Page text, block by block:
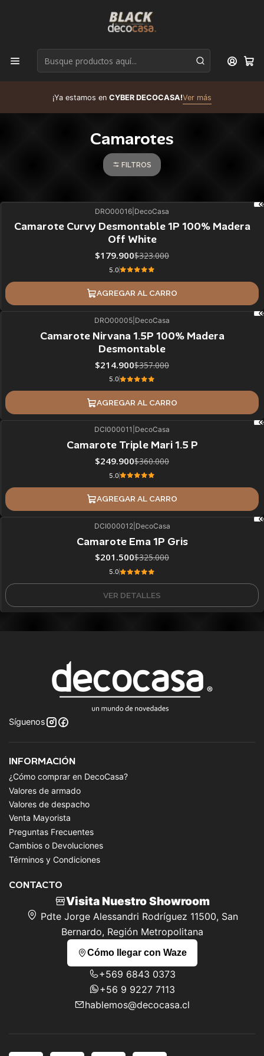
¡Ya estamos en CYBER DECOCASA!Ver más
Camarotes
FILTROS
DRO00016 DecoCasa
Camarote Curvy Desmontable 1P 100% Madera
Off White
$179.900$323.000
5.0
AGREGAR AL CARRO
DRO00005 DecoCasa
Camarote Nirvana 1.5P 100% Madera
Desmontable
$214.900$357.000
5.0
AGREGAR AL CARRO
DCI000011 DecoCasa
Camarote Triple Mari 1.5 P
$249.900$360.000
5.0
AGREGAR AL CARRO
DCI000012| DecoCasa
Camarote Ema 1P Gris
$201.500$325.000
5.0
VER DETALLES
Síguenos
INFORMACIÓN
¿Cómo comprar en DecoCasa?
Valores de armado
Valores de despacho
Venta Mayorista
Preguntas Frecuentes
Cambios o Devoluciones
Términos y Condiciones
CONTACTO
Visita Nuestro Showroom
Pdte Jorge Alessandri Rodríguez 11500, San
Bernardo, Región Metropolitana
Cómo llegar con Waze
+569 6843 0373
+56 9 9227 7113
hablemos@decocasa.cl